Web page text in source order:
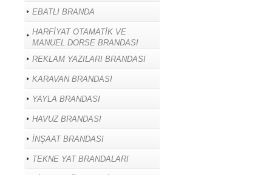
EBATLI BRANDA
HARFİYAT OTAMATİK VE
MANUEL DORSE BRANDASI
REKLAM YAZILARI BRANDASI
KARAVAN BRANDASI
YAYLA BRANDASI
HAVUZ BRANDASI
İNŞAAT BRANDASI
TEKNE YAT BRANDALARI